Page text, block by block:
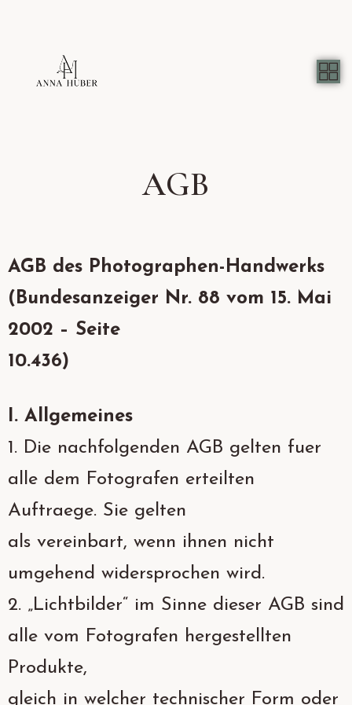
Instagram
AGB
AGB des Photographen-Handwerks
(Bundesanzeiger Nr. 88 vom 15. Mai
2002 – Seite
10.436)
I. Allgemeines
1. Die nachfolgenden AGB gelten fuer
alle dem Fotografen erteilten
Auftraege. Sie gelten
als vereinbart, wenn ihnen nicht
umgehend widersprochen wird.
2. „Lichtbilder“ im Sinne dieser AGB sind
alle vom Fotografen hergestellten
Produkte,
gleich in welcher technischer Form oder